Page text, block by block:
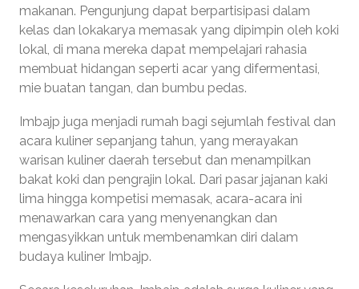
makanan. Pengunjung dapat berpartisipasi dalam
kelas dan lokakarya memasak yang dipimpin oleh koki
lokal, di mana mereka dapat mempelajari rahasia
membuat hidangan seperti acar yang difermentasi,
mie buatan tangan, dan bumbu pedas.
Imbajp juga menjadi rumah bagi sejumlah festival dan
acara kuliner sepanjang tahun, yang merayakan
warisan kuliner daerah tersebut dan menampilkan
bakat koki dan pengrajin lokal. Dari pasar jajanan kaki
lima hingga kompetisi memasak, acara-acara ini
menawarkan cara yang menyenangkan dan
mengasyikkan untuk membenamkan diri dalam
budaya kuliner Imbajp.